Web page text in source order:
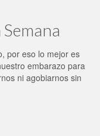
por eso lo mejor es
embarazo para
ni agobiarnos sin